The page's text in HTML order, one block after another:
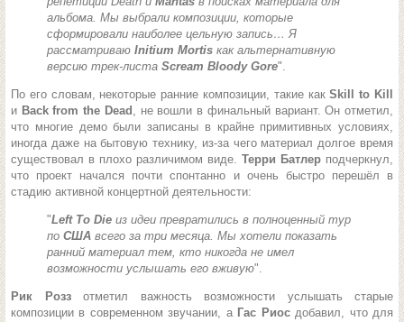
альбома. Мы выбрали композиции, которые
сформировали наиболее цельную запись… Я
рассматриваю Initium Mortis как альтернативную
версию трек-листа Scream Bloody Gore".
По его словам, некоторые ранние композиции, такие какSkill to Kill
и Back from the Dead , не вошли в финальный вариант. Он отметил,
что многие демо были записаны в крайне примитивных условиях,
иногда даже на бытовую технику, из-за чего материал долгое время
существовал в плохо различимом виде. Терри Батлер подчеркнул,
что проект начался почти спонтанно и очень быстро перешёл в
стадию активной концертной деятельности:
"Left To Die из идеи превратились в полноценный тур
по США всего за три месяца. Мы хотели показать
ранний материал тем, кто никогда не имел
возможности услышать его вживую".
Рик Роззотметил важность возможности услышать старые
композиции в современном звучании, а Гас Риосдобавил, что для